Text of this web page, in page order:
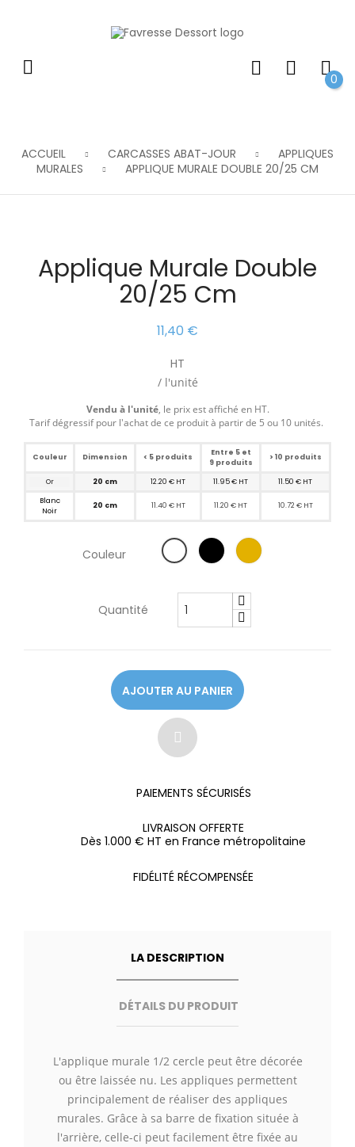
0
ACCUEIL CARCASSES ABAT-JOUR
APPLIQUES
MURALES
APPLIQUE MURALE DOUBLE 20/25 CM
Applique Murale Double
20/25 Cm
11,40 €
HT
/ l'unité
Vendu à l'unité, le prix est affiché en HT.
Tarif dégressif pour l'achat de ce produit à partir de 5 ou 10 unités.
Couleur Dimension < 5 produits
Entre 5 et
9 produits
> 10 produits
Or 20 cm 12.20 € HT 11.95 € HT
11.50 € HT
Blanc
Noir
20 cm 11.40 € HT 11.20 € HT 10.72 € HT
Couleur
Quantité
AJOUTER AU PANIER
PAIEMENTS SÉCURISÉS
LIVRAISON OFFERTE
Dès 1.000 € HT en France métropolitaine
FIDÉLITÉ RÉCOMPENSÉE
LA DESCRIPTION
DÉTAILS DU PRODUIT
L'applique murale 1/2 cercle peut être décorée
ou être laissée nu. Les appliques permettent
principalement de réaliser des appliques
murales. Grâce à sa barre de fixation située à
l'arrière, celle-ci peut facilement être fixée au